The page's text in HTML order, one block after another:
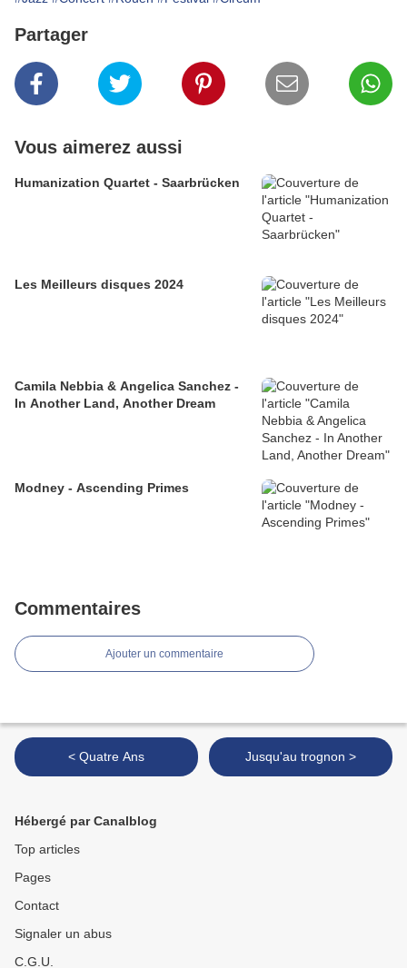
Partager
Vous aimerez aussi
Humanization Quartet - Saarbrücken
Les Meilleurs disques 2024
Camila Nebbia & Angelica Sanchez -
In Another Land, Another Dream
Modney - Ascending Primes
Commentaires
Ajouter un commentaire
< Quatre Ans Jusqu'au trognon >
Hébergé par Canalblog
Top articles
Pages
Contact
Signaler un abus
C.G.U.